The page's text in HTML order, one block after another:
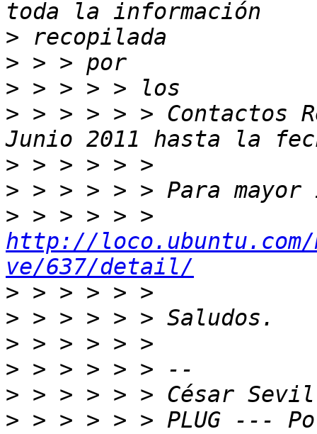
>
>
>
> > > > > > Contactos
>
>
>
http://loco.ubuntu.com/
ve/637/detail/
>
>
>
>
>
> > > > > > PLUG ---